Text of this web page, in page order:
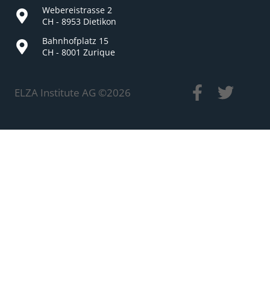
Webereistrasse 2
CH - 8953 Dietikon
Bahnhofplatz 15
CH - 8001 Zurique
ELZA Institute AG ©2026